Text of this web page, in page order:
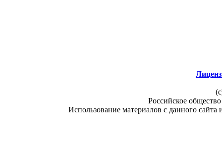
Российское
Использование материалов с данного